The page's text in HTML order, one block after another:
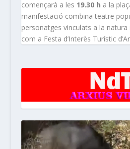
començarà a les 19.30 h a la
manifestació combina teatre
personatges vinculats a la
com a Festa d’Interès Turístic